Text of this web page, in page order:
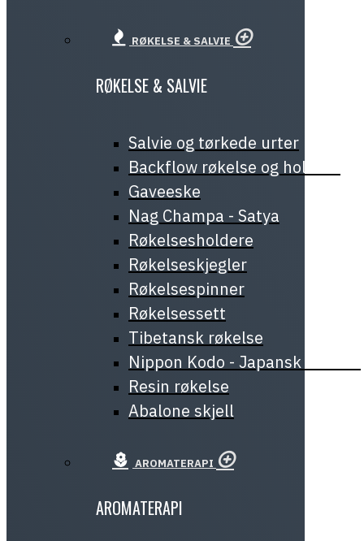
RØKELSE & SALVIE
RØKELSE & SALVIE
Salvie og tørkede urter
Backflow røkelse og holdere
Gaveeske
Nag Champa - Satya
Røkelsesholdere
Røkelseskjegler
Røkelsespinner
Røkelsessett
Tibetansk røkelse
Nippon Kodo - Japansk røkelse
Resin røkelse
Abalone skjell
AROMATERAPI
AROMATERAPI